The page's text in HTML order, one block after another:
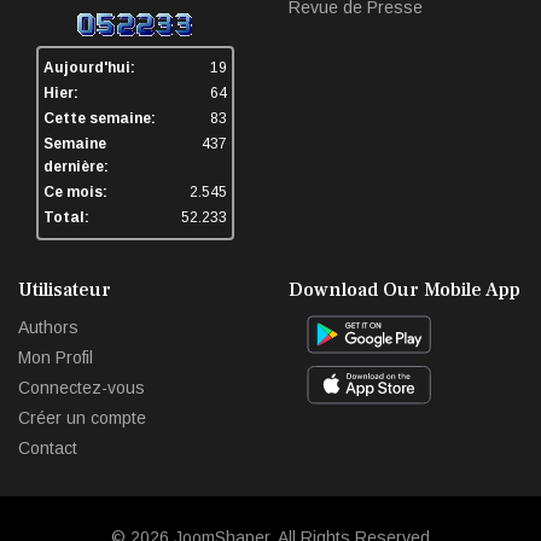
Aujourd'hui:
19
Hier:
64
Cette semaine:
83
Semaine
dernière:
437
Ce mois:
2.545
Total:
52.233
Revue de Presse
Utilisateur
Authors
Mon Profil
Connectez-vous
Créer un compte
Contact
Download Our Mobile App
© 2026 JoomShaper. All Rights Reserved